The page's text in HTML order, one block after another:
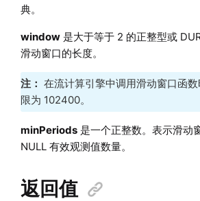
典。
window是大于等于 2 的正整型或
滑动窗口的长度。
注： 在流计算引擎中调用滑动窗口函
限为 102400。
minPeriods是一个正整数。表示滑动
NULL 有效观测值数量。
返回值